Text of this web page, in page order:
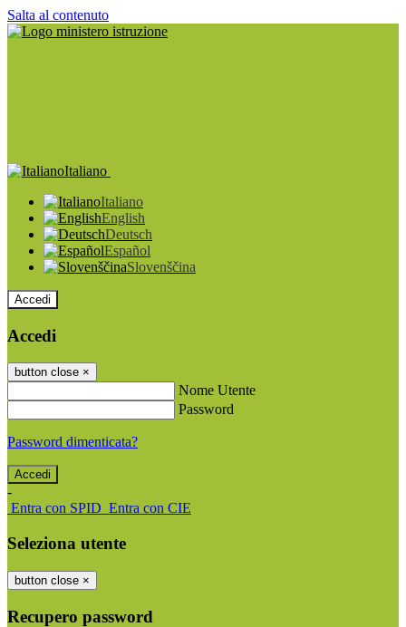
Salta al contenuto
Italiano
Italiano
English
Deutsch
Español
Slovenščina
Accedi
Accedi
button close ×
Nome Utente
Password
Password dimenticata?
-
Entra con SPID Entra con CIE
Seleziona utente
button close ×
Recupero password